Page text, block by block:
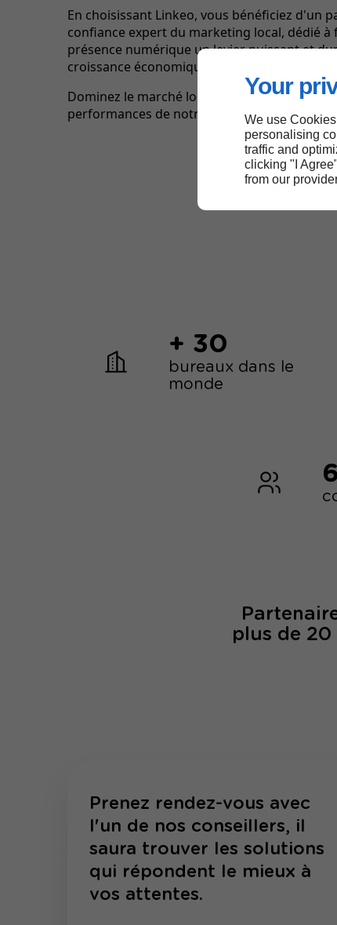
Your
We use
personalising
traffic and
clicking "I
from our
En choisissant Linkeo, vous bénéficiez d'un
confiance expert du marketing local, dédié à
présence numérique un levier puissant et
croissance économique pour votre entreprise.
Dominez le marché local de Saint-Ouen
performances de notre agence Google Ads.
+ 30
bureaux dans le
monde
plus de 20
Prenez rendez-vous avec
l'un de nos conseillers, il
saura trouver les solutions
qui répondent le mieux à
vos attentes.